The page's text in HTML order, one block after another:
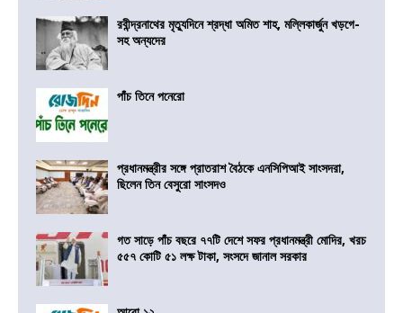
রবীন্দ্রনাথের মৃত্যুদিনে শ্রদ্ধা অমিত শাহ, মল্লিকার্জুন খড়গে-
সহ অন্যদের
পাঁচ তিনে পনেরো
প্রধানমন্ত্রীর সঙ্গে প্রাতরাশ বৈঠকে এনসিপিআই সাংসদরা,
ছিলেন তিন বেসুরো সাংসদও
গত সাড়ে পাঁচ বছরে ৭৭টি দেশে সফর প্রধানমন্ত্রী মোদির, খরচ
৫৫৭ কোটি ৫১ লক্ষ টাকা, সংসদে জানাল সরকার